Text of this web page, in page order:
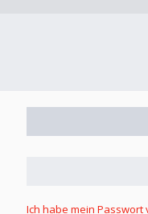
Ich habe mein Passwort